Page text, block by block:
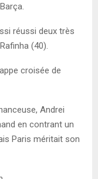
réussi deux très
(40).
croisée de
Andrei
en contrant un
Paris méritait son